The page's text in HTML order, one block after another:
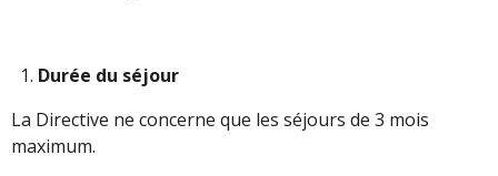
Durée du séjour
La Directive ne concerne que les séjours de 3 mois
maximum.